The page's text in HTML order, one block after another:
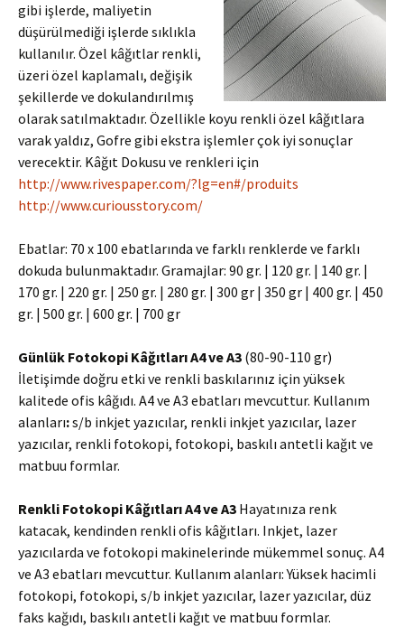
gibi işlerde, maliyetin
düşürülmediği işlerde sıklıkla
kullanılır. Özel kâğıtlar renkli,
üzeri özel kaplamalı, değişik
şekillerde ve dokulandırılmış
olarak satılmaktadır. Özellikle koyu renkli özel kâğıtlara
varak yaldız, Gofre gibi ekstra işlemler çok iyi sonuçlar
verecektir. Kâğıt Dokusu ve renkleri için
http://www.rivespaper.com/?lg=en#/produits
http://www.curiousstory.com/
Ebatlar: 70 x 100 ebatlarında ve farklı renklerde ve farklı
dokuda bulunmaktadır. Gramajlar: 90 gr. | 120 gr. | 140 gr. |
170 gr. | 220 gr. | 250 gr. | 280 gr. | 300 gr | 350 gr | 400 gr. | 450
gr. | 500 gr. | 600 gr. | 700 gr
Günlük Fotokopi Kâğıtları A4 ve A3 (80-90-110 gr)
İletişimde doğru etki ve renkli baskılarınız için yüksek
kalitede ofis kâğıdı. A4 ve A3 ebatları mevcuttur. Kullanım
alanları:s/b inkjet yazıcılar, renkli inkjet yazıcılar, lazer
yazıcılar, renkli fotokopi, fotokopi, baskılı antetli kağıt ve
matbuu formlar.
Renkli Fotokopi Kâğıtları A4 ve A3 Hayatınıza renk
katacak, kendinden renkli ofis kâğıtları. Inkjet, lazer
yazıcılarda ve fotokopi makinelerinde mükemmel sonuç. A4
ve A3 ebatları mevcuttur. Kullanım alanları: Yüksek hacimli
fotokopi, fotokopi, s/b inkjet yazıcılar, lazer yazıcılar, düz
faks kağıdı, baskılı antetli kağıt ve matbuu formlar.